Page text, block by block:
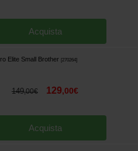
Acquista
Elite Small Brother 270264]
149,00€ 129,00€
Acquista